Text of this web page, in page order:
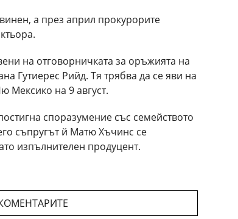
а през април прокурорите
на отговорничката за оръжията на
Гутиерес Рийд. Тя трябва да се яви на
Мексико на 9 август.
споразумение със семейството
съпругът й Матю Хъчинс се
изпълнителен продуцент.